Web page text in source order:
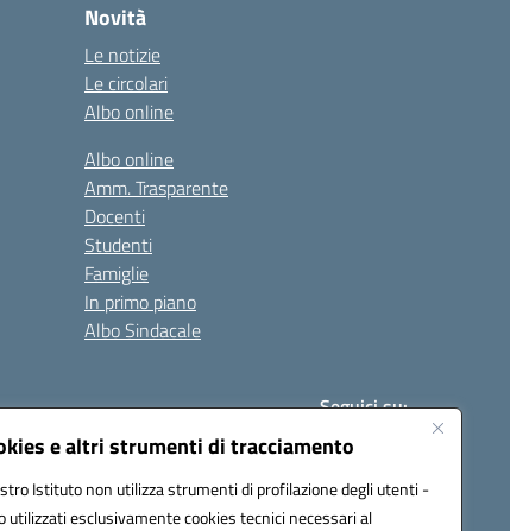
e altri strumenti di tracciamento
Istituto non utilizza strumenti di profilazione degli utenti -
utilizzati esclusivamente cookies tecnici necessari al
Novità
Le notizie
Le circolari
Albo online
Albo online
Amm. Trasparente
Docenti
Studenti
Famiglie
In primo piano
Albo Sindacale
Seguici su: